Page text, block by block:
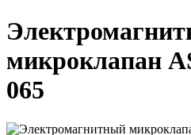
микроклапан
065